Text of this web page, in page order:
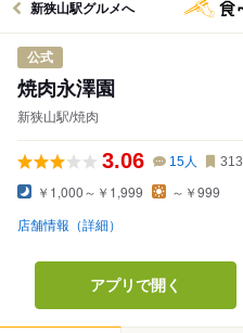
新狭山駅グルメへ
公式
焼肉永澤園
新狭山駅/焼肉
3.06 15人 313
￥1,000～￥1,999 ～￥999
店舗情報（詳細）
アプリで開く